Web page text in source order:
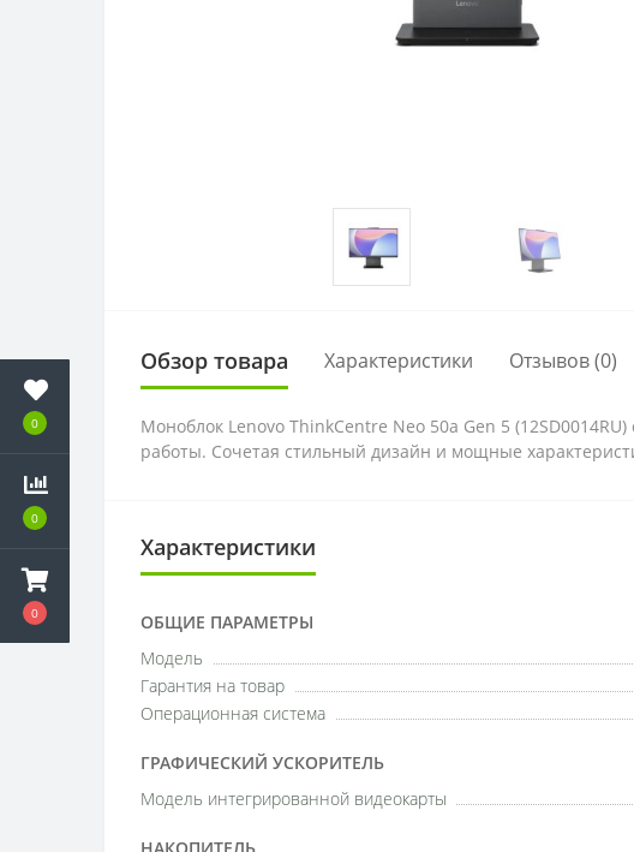
0
0
0
Обзор товара Характеристики Отзывов (0)
Моноблок Lenovo ThinkCentre Neo 50a Gen 5
работы. Сочетая стильный дизайн и мощные
Характеристики
ОБЩИЕ ПАРАМЕТРЫ
Модель
Гарантия на товар
Операционная система
ГРАФИЧЕСКИЙ УСКОРИТЕЛЬ
Модель интегрированной видеокарты
НАКОПИТЕЛЬ